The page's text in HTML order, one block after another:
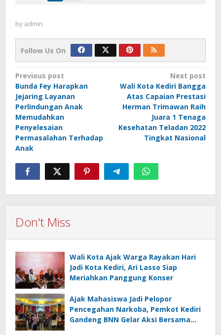
by admin
Follow Us On
Post
navigation
Previous post
Bunda Fey Harapkan
Jejaring Layanan
Perlindungan Anak
Memudahkan
Penyelesaian
Permasalahan Terhadap
Anak
Next post
Wali Kota Kediri Bangga
Atas Capaian Prestasi
Herman Trimawan Raih
Juara 1 Tenaga
Kesehatan Teladan 2022
Tingkat Nasional
Don't Miss
Wali Kota Ajak Warga Rayakan Hari
Jadi Kota Kediri, Ari Lasso Siap
Meriahkan Panggung Konser
Ajak Mahasiswa Jadi Pelopor
Pencegahan Narkoba, Pemkot Kediri
Gandeng BNN Gelar Aksi Bersama